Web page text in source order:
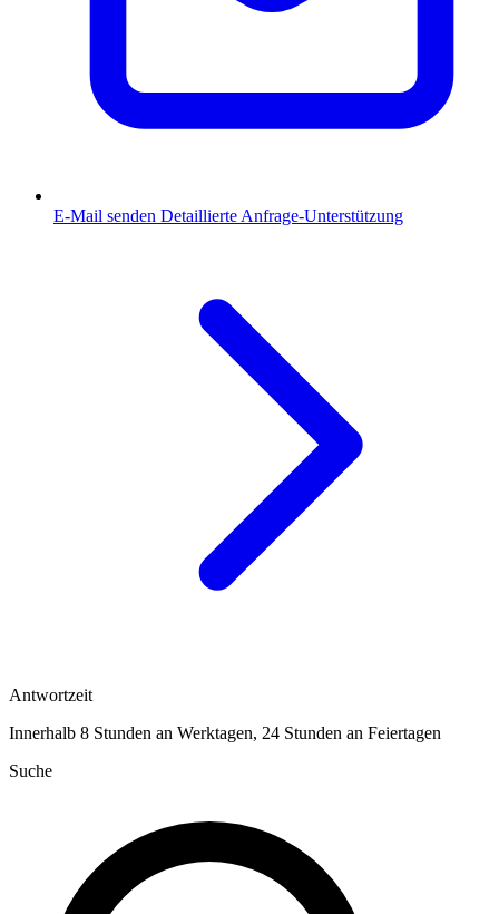
E-Mail senden Detaillierte Anfrage-Unterstützung
Antwortzeit
Innerhalb 8 Stunden an Werktagen, 24 Stunden an Feiertagen
Suche